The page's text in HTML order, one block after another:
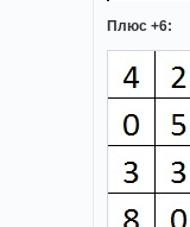
Плюс +6: